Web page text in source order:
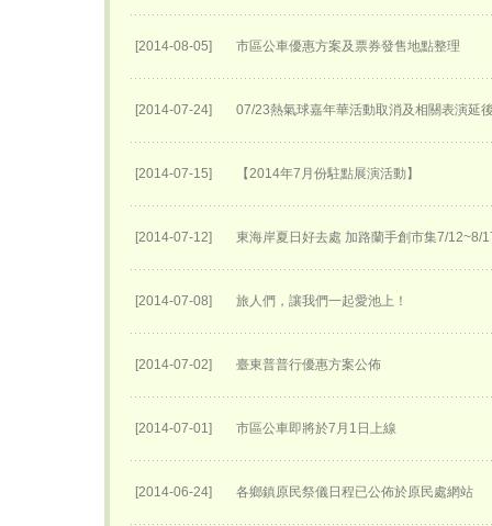
[2014-08-05] 市區公車優惠方案及票券發售地點整理
[2014-07-24] 07/23熱氣球嘉年華活動取消及相關表演延
[2014-07-15] 【2014年7月份駐點展演活動】
[2014-07-12] 東海岸夏日好去處 加路蘭手創市集7/12~8/
[2014-07-08] 旅人們，讓我們一起愛池上！
[2014-07-02] 臺東普普行優惠方案公佈
[2014-07-01] 市區公車即將於7月1日上線
[2014-06-24] 各鄉鎮原民祭儀日程已公佈於原民處網站